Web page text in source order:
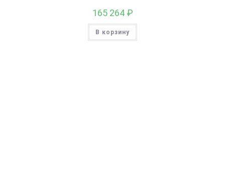
165 264 ₽
В корзину